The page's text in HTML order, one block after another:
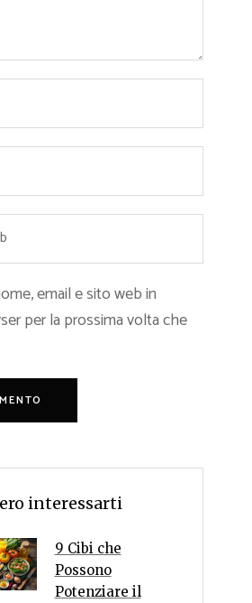
email e sito web in
per la prossima volta che
interessarti
9 Cibi che
Possono
Potenziare il